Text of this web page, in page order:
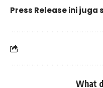
Press Release ini
What